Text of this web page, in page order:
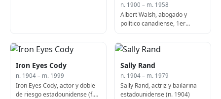
n. 1900 – m. 1958
Albert Walsh, abogado y
político canadiense, 1er
Iron Eyes Cody
n. 1904 – m. 1999
Iron Eyes Cody, actor y doble
de riesgo estadounidense (f.
Sally Rand
n. 1904 – m. 1979
Sally Rand, actriz y bailarina
estadounidense (n. 1904)